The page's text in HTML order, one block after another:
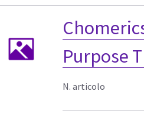
Purpose
N. articolo